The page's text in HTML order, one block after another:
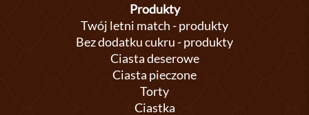
Produkty
Twój letni match - produkty
Bez dodatku cukru - produkty
Ciasta deserowe
Ciasta pieczone
Torty
Ciastka